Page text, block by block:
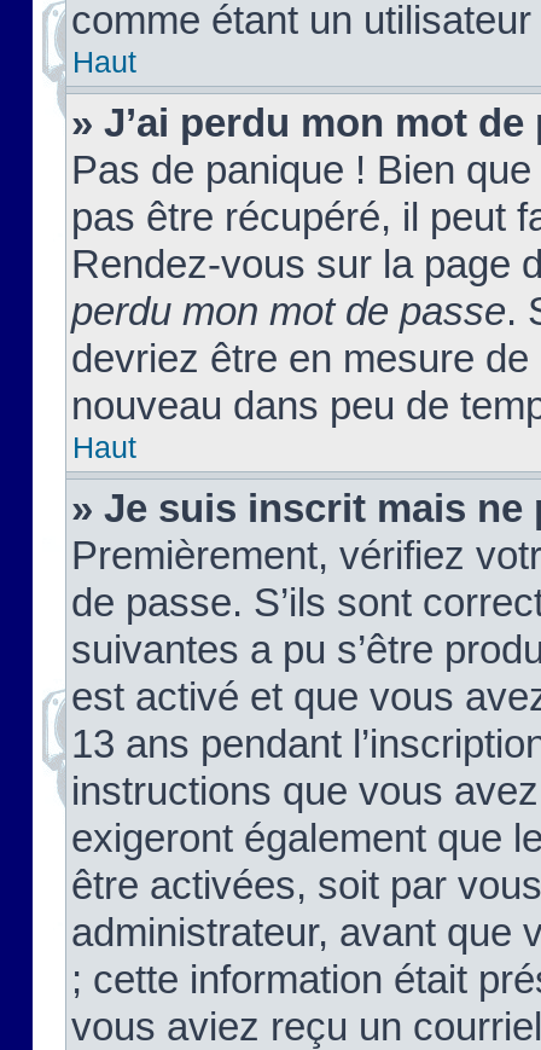
comme étant un
Haut
» J’ai perdu mon mot de
Pas de panique ! Bien
pas être récupéré, il peut
Rendez-vous sur la page
perdu mon mot de passe.
devriez être en mesure
nouveau dans peu de
Haut
» Je suis inscrit mais ne
Premièrement, vérifiez
de passe. S’ils sont
suivantes a pu s’être
est activé et que vous
13 ans pendant
instructions que vous
exigeront également que
être activées, soit par
administrateur, avant que
; cette information était
vous aviez reçu un